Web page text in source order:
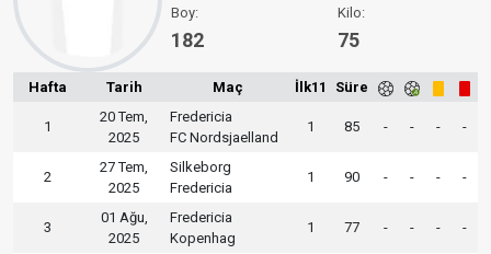
Boy:
182
Kilo:
75
Hafta Tarih Maç İlk11 Süre
1
20 Tem,
2025
Fredericia
FC Nordsjaelland
1 85 - - - -
2
27 Tem,
2025
Silkeborg
Fredericia
1 90 - - - -
3
01 Ağu,
2025
Fredericia
Kopenhag
1 77 - - - -